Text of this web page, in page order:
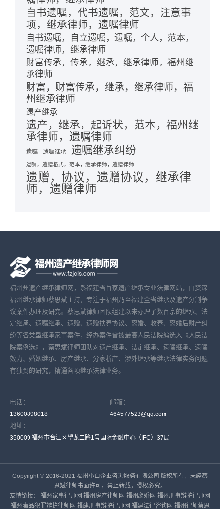
自书遗嘱，代书遗嘱，范文，注意事
项，继承律师，遗嘱律师
自书遗嘱，自立遗嘱，遗嘱，个人，范本，
遗嘱律师，继承律师
财富传承，传承，继承，继承律师，福州继
承律师
财富，财富传承，继承，继承律师，福
州继承律师
遗产继承
遗产，继承，起诉状，范本，福州继
承律师，遗嘱律师
遗嘱 遗嘱继承 遗嘱继承纠纷
遗嘱，遗赠格式，范本，继承律师，遗赠律师
遗赠，协议，遗赠协议，继承律
师，遗赠律师
福州州遗产继承律师网，系福建省首家遗产继承专业法律网站，由资深
福州继承律师蔡思斌主持，专注于福州乃至福建全省继承及遗产分割争
议案件办理及研究。蔡思斌律师团队组建以来办理了数百宗的继承、法
定继承、遗嘱继承、遗赠、遗赠扶养协议、离婚、收养、离婚后财产纠
纷等各类型继承家事案件，经办案件曾被最高人民法院编选入《人民法
院案例选》，蔡思斌律师团队对遗产继承、法定继承、遗嘱继承、遗嘱
效力、婚姻继承、房产继承、分家析产、涉外继承等继承法律实务问题
有独到的研究，精通各项继承法律业务。
电话：
13600898018
邮箱：
464577523@qq.com
地址：
350009 福州市台江区望龙二路1号国际金融中心（IFC）37层
Copyright © 2016-2021 福州小白企业咨询服务有限公司 版权所有，未经蔡
思斌律师书面许可，禁止转载，侵权必究。
友情链接： 福州家事律师网 福州房产律师网 福州离婚网 福州刑事辩护律师网
福州毒品犯罪辩护律师网 福建刑事辩护律师网 福建法律咨询网 福州律师蔡思